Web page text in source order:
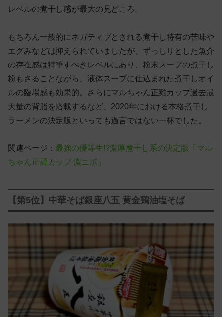
レベルの煮干し感が最大の見どころ。
もちろん一般的にネガティブとされる煮干し特有の苦味や
エグみなどは抑えられていましたが、ずっしりとした魚介
の存在感は特筆すべきレベルにあり、粉末スープの煮干し
粉もさることながら、液体スープに仕込まれた煮干しオイ
ルの臨場感も効果的。さらにマルちゃん正麺カップ過去最
大量の背脂を搭載するなど、2020年における本格煮干し
ラーメンの決定版といっても過言ではない一杯でした。
関連ページ： 最強の優等生!?濃厚煮干し系の決定版「マル
ちゃん正麺カップ 濃ニボ」
【第5位】中華そば銀座八五 黄金鶏油塩そば